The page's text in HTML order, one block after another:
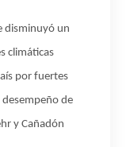
disminuyó un
climáticas
por fuertes
de
y Cañadón